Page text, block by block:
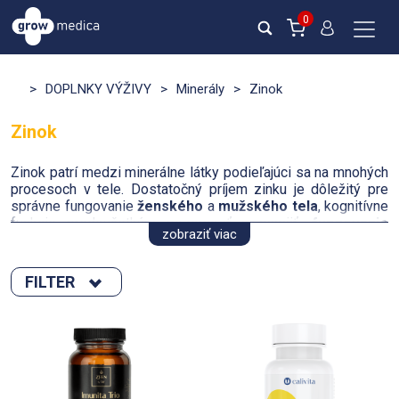
0
> DOPLNKY VÝŽIVY > Minerály > Zinok
Zinok
Zinok patrí medzi minerálne látky podieľajúci sa na mnohých
procesoch v tele. Dostatočný príjem zinku je dôležitý pre
správne fungovanie ženského a mužského tela, kognitívne
funkcie predovšetkým pozornosť a pamäť,fungovanie
imunitného systému, zdravie vlasov
dobrej hladiny testosterónu.
Odporúčané denné množstvo je:
Odporúčané denné množstvo podľa metodík
Európskeho
úradu pre bezpečnosť potravín
zobraziť viac
FILTER